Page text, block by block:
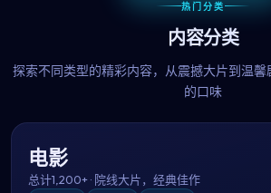
热门分类
内容分类
探索不同类型的精彩内容，从震撼大片到温
的口味
电影
总计1,200+· 院线大片，经典佳作